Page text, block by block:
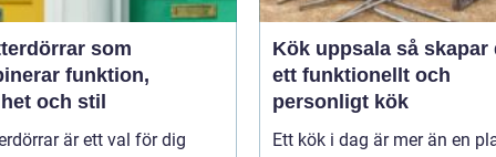
som
funktion,
och stil
är ett val för dig
Kök uppsala så skapar du
ett funktionellt och
personligt kök
Ett kök i dag är mer än en